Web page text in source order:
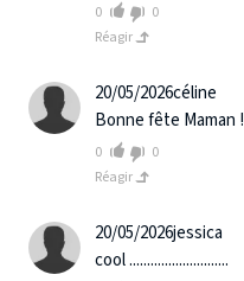
0
0
Réagir
20/05/2026céline
Bonne fête Maman !
0
0
Réagir
20/05/2026jessica
cool ............................